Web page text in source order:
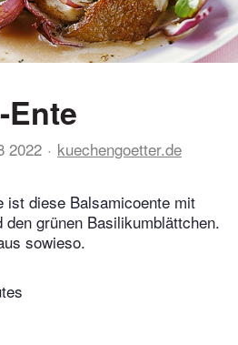
2022 kuechengoetter.de
ist diese Balsamicoente mit
den grünen Basilikumblättchen.
sowieso.